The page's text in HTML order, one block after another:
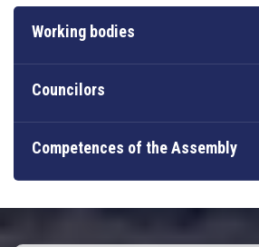
Working bodies
Councilors
Competences of the Assembly